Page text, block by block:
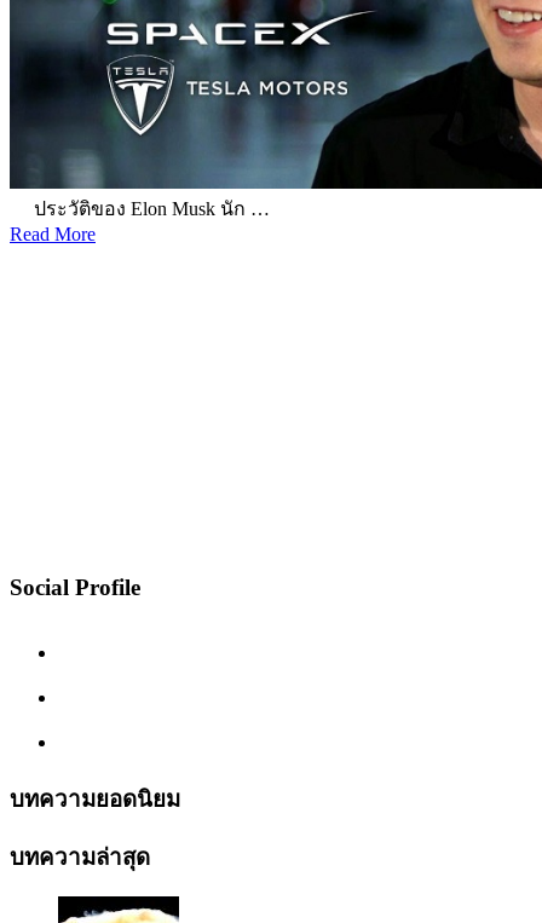
ประวัติของ Elon Musk นัก …
Read More
Social Profile
บทความยอดนิยม
บทความล่าสุด